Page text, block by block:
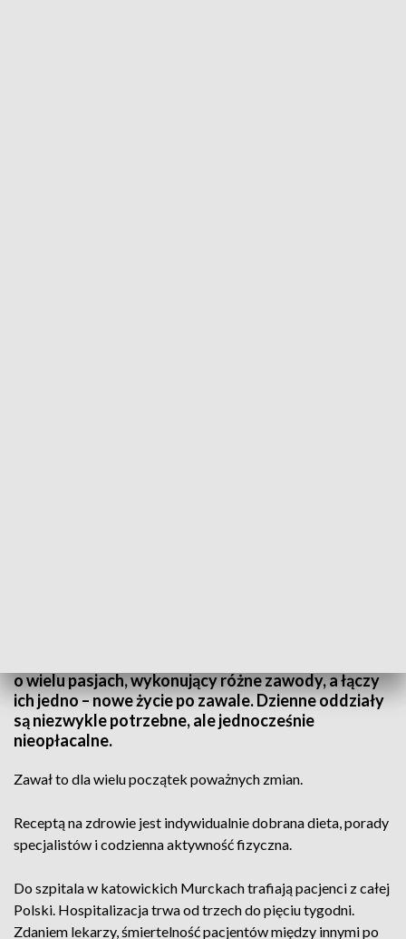
o wielu pasjach, wykonujący różne zawody, a łączy
ich jedno – nowe życie po zawale. Dzienne oddziały
są niezwykle potrzebne, ale jednocześnie
nieopłacalne.
Zawał to dla wielu początek poważnych zmian.
Receptą na zdrowie jest indywidualnie dobrana dieta, porady
specjalistów i codzienna aktywność fizyczna.
Do szpitala w katowickich Murckach trafiają pacjenci z całej
Polski. Hospitalizacja trwa od trzech do pięciu tygodni.
Zdaniem lekarzy, śmiertelność pacjentów między innymi po